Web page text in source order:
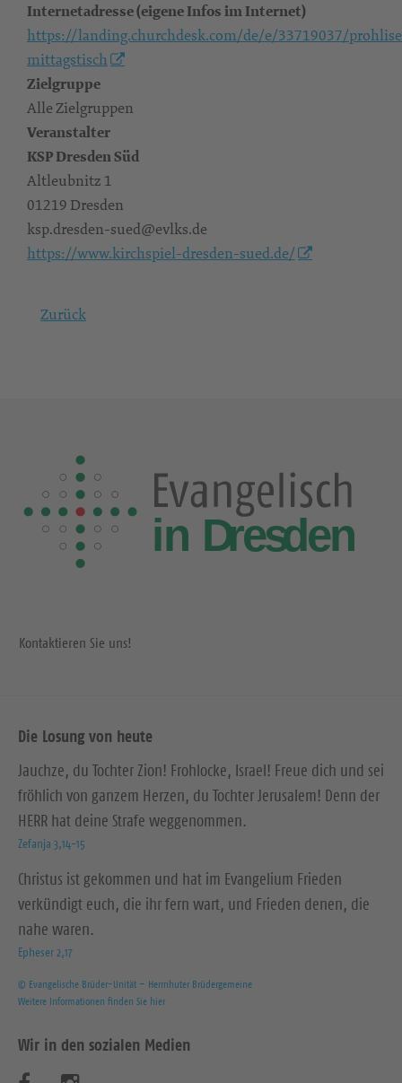
Internetadresse (eigene Infos im Internet)
https://landing.churchdesk.com/de/e/33719037/
mittagstisch
Zielgruppe
Alle Zielgruppen
Veranstalter
KSP Dresden Süd
Altleubnitz 1
01219 Dresden
ksp.dresden-sued@evlks.de
https://www.kirchspiel-dresden-sued.de/
Zurück
Kontaktieren Sie uns!
Die Losung von heute
Jauchze, du Tochter Zion! Frohlocke, Israel! Freue dich und sei
fröhlich von ganzem Herzen, du Tochter Jerusalem! Denn der
HERR hat deine Strafe weggenommen.
Zefanja 3,14-15
Christus ist gekommen und hat im Evangelium Frieden
verkündigt euch, die ihr fern wart, und Frieden denen, die
nahe waren.
Epheser 2,17
© Evangelische Brüder-Unität – Herrnhuter Brüdergemeine
Weitere Informationen finden Sie hier
Wir in den sozialen Medien